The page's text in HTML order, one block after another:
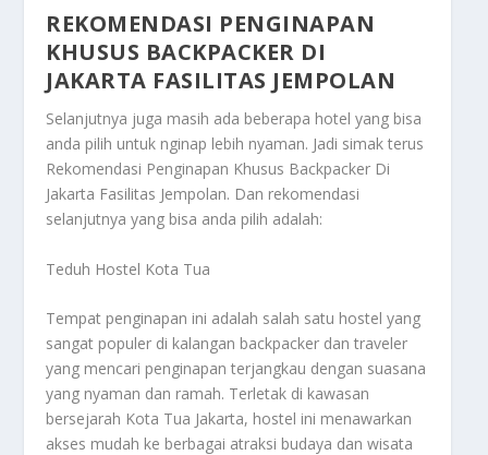
REKOMENDASI PENGINAPAN
KHUSUS BACKPACKER DI
JAKARTA FASILITAS JEMPOLAN
Selanjutnya juga masih ada beberapa hotel yang bisa
anda pilih untuk nginap lebih nyaman. Jadi simak terus
Rekomendasi Penginapan Khusus Backpacker Di
Jakarta Fasilitas Jempolan. Dan rekomendasi
selanjutnya yang bisa anda pilih adalah:
Teduh Hostel Kota Tua
Tempat penginapan ini adalah salah satu hostel yang
sangat populer di kalangan backpacker dan traveler
yang mencari penginapan terjangkau dengan suasana
yang nyaman dan ramah. Terletak di kawasan
bersejarah Kota Tua Jakarta, hostel ini menawarkan
akses mudah ke berbagai atraksi budaya dan wisata